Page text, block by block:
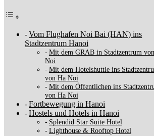
Vom Flughafen Noi Bai (HAN) ins
Stadtzentrum Hanoi
Mit dem GRAB in Stadtzentrum
Noi
Mit dem Hotelshuttle ins
von Ha Noi
Mit dem Öffentlichen ins
von Ha Noi
Fortbewegung in Hanoi
Hostels und Hotels in Hanoi
Splendid Star Suite Hotel
Lighthouse & Rooftop Hotel